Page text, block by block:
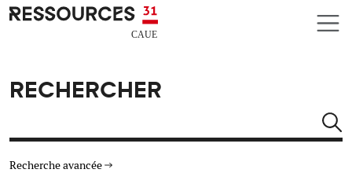
Aller au contenu principal
CAUE RESSOURCES 31
RECHERCHER
Recherche avancée